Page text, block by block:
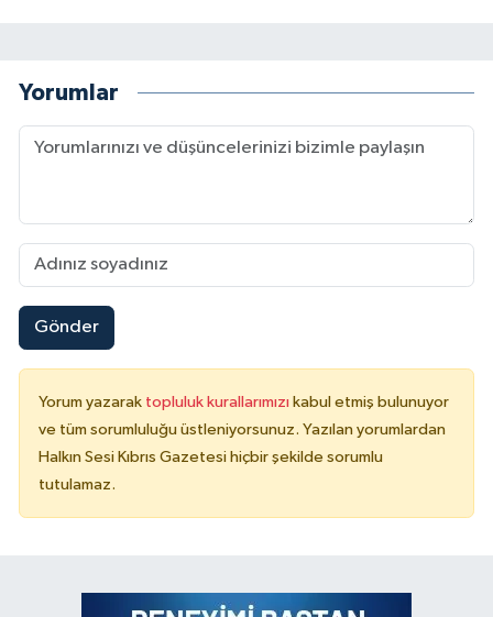
Yorumlar
Gönder
Yorum yazarak topluluk kurallarımızı kabul etmiş bulunuyor
ve tüm sorumluluğu üstleniyorsunuz. Yazılan yorumlardan
Halkın Sesi Kıbrıs Gazetesi hiçbir şekilde sorumlu
tutulamaz.